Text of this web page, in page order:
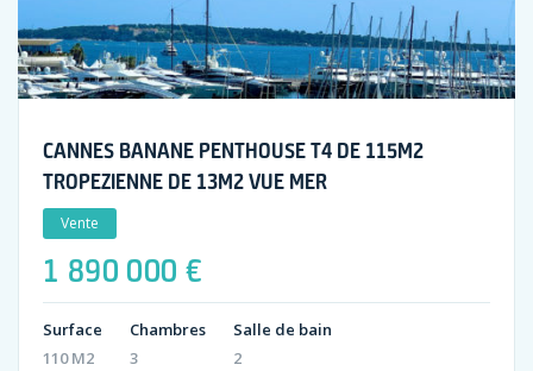
CANNES BANANE PENTHOUSE T4 DE 115M2
TROPEZIENNE DE 13M2 VUE MER
Vente
1 890 000 €
Surface
110 M2
Chambres
3
Salle de bain
2